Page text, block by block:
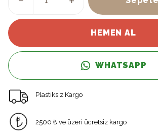
HEMEN AL
WHATSAPP
Plastiksiz Kargo
2500 ₺ ve üzeri ücretsiz kargo